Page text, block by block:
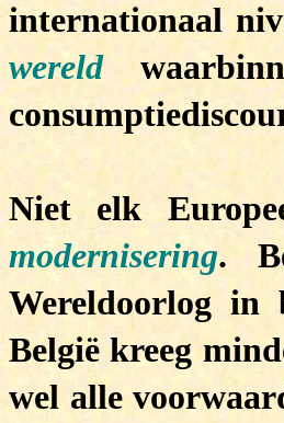
internationaal
wereld
Niet elk
modernisering.
Wereldoorlog in
België kreeg
wel alle